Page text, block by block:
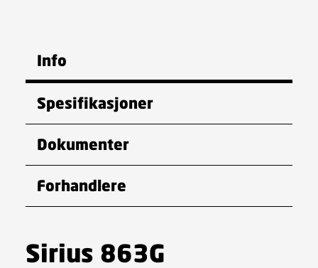
Info
Spesifikasjoner
Dokumenter
Forhandlere
Sirius 863G